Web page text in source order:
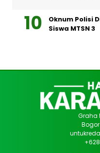
Oknum Polisi
Siswa MTSN 3
Graha